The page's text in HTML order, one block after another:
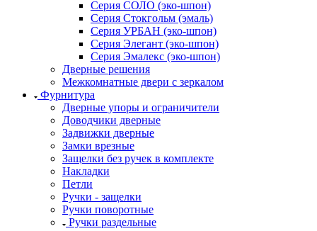
Серия СОЛО (эко-шпон)
Серия Стокгольм (эмаль)
Серия УРБАН (эко-шпон)
Серия Элегант (эко-шпон)
Серия Эмалекс (эко-шпон)
Дверные решения
Межкомнатные двери c зеркалом
Фурнитура
Дверные упоры и ограничители
Доводчики дверные
Задвижки дверные
Замки врезные
Защелки без ручек в комплекте
Накладки
Петли
Ручки - защелки
Ручки поворотные
Ручки раздельные